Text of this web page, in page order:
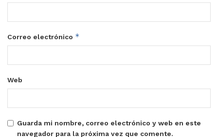
Correo electrónico *
Web
Guarda mi nombre, correo electrónico y web en este
navegador para la próxima vez que comente.